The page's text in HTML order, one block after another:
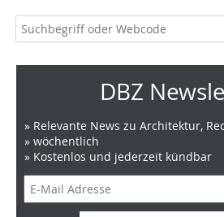
DBZ
» Relevante News zu Architektur,
» wöchentlich
» Kostenlos und jederzeit kündbar